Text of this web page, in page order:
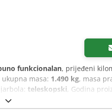
funkcionalan, prijeđeni
ukupna masa: 1.490 kg, masa
teleskopski, Godina
hidraulika grippera